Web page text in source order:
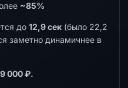
~85%
до 12,9 сек (было 22,2
заметно динамичнее в
000 ₽.